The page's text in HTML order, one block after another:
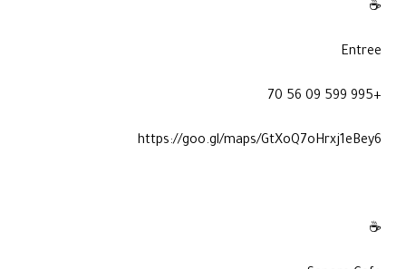
☕
Entree
+995 599 09 56 70
https://goo.gl/maps/GtXoQ7oHrxj1eBey6
☕